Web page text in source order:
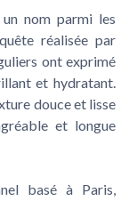
nom parmi les
réalisée par
ont exprimé
et hydratant.
douce et lisse
et longue
basé à Paris,